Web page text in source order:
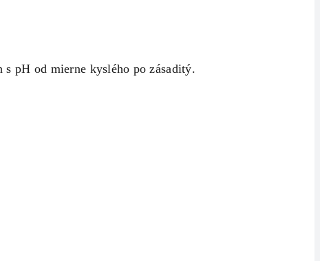
pH od mierne kyslého po zásaditý.